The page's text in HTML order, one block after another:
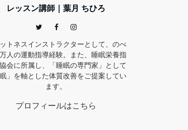
レッスン講師｜葉月 ちひろ
トネスインストラクターとして、のべ
人の運動指導経験。また、睡眠栄養指
会に所属し、「睡眠の専門家」として
眠」を軸とした体質改善をご提案してい
ます。
プロフィールはこちら